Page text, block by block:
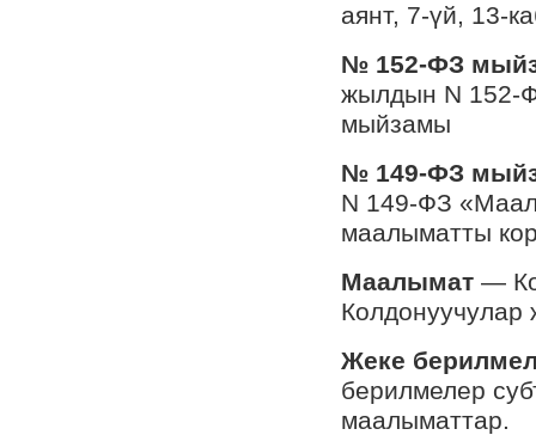
аянт, 7-үй, 13-
№ 152-ФЗ
жылдын N 152-
мыйзамы
№ 149-ФЗ
N 149-ФЗ
маалыматты
Маалымат —
Жеке
берилмелер
маалыматтар.